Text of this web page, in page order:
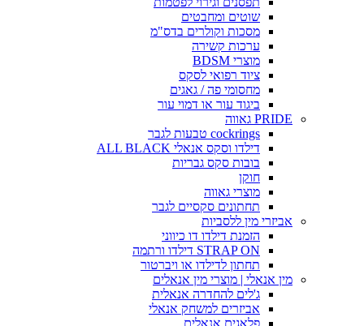
שוטים ומחבטים
מסכות וקולרים בדס"מ
ערכות קשירה
מוצרי BDSM
ציוד רפואי לסקס
מחסומי פה / גאגים
ביגוד עור או דמוי עור
PRIDE גאווה
cockrings טבעות לגבר
דילדו וסקס אנאלי ALL BLACK
בובות סקס גבריות
חוקן
מוצרי גאווה
תחתונים סקסיים לגבר
אביזרי מין ללסביות
הזמנת דילדו דו כיווני
STRAP ON דילדו ורתמה
תחתון לדילדו או ויברטור
מין אנאלי | מוצרי מין אנאלים
ג'לים להחדרה אנאלית
אביזרים למשחק אנאלי
פלאגים אנאלים